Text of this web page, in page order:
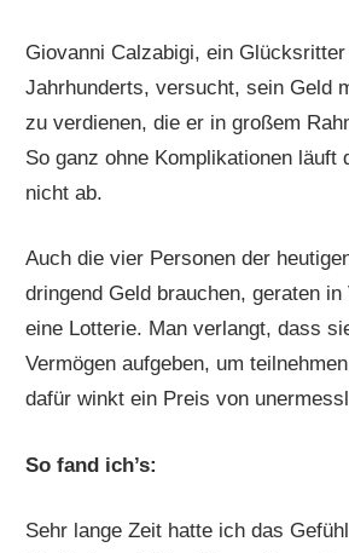
Giovanni Calzabigi, ein Glücksritter
Jahrhunderts, versucht, sein Geld
zu verdienen, die er in großem
So ganz ohne Komplikationen läuft
nicht ab.
Auch die vier Personen der
dringend Geld brauchen, geraten
eine Lotterie. Man verlangt, dass
Vermögen aufgeben, um
dafür winkt ein Preis von
So fand ich’s:
Sehr lange Zeit hatte ich das